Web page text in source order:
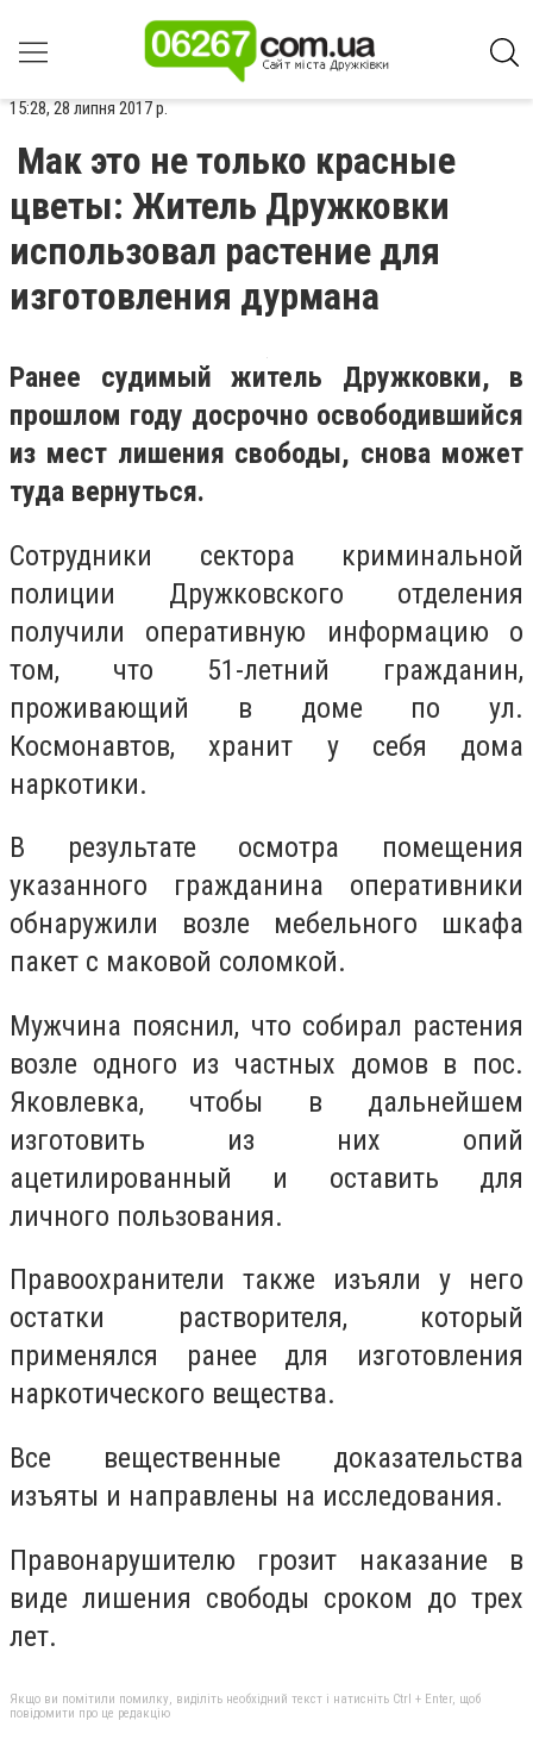
15:28, 28 липня 2017 р.
Мак это не только красные
цветы: Житель Дружковки
использовал растение для
изготовления дурмана
Ранее судимый житель Дружковки, в
прошлом году досрочно освободившийся
из мест лишения свободы, снова может
туда вернуться.
Сотрудники сектора криминальной
полиции Дружковского отделения
получили оперативную информацию о
том, что 51-летний гражданин,
проживающий в доме по ул.
Космонавтов, хранит у себя дома
наркотики.
В результате осмотра помещения
указанного гражданина оперативники
обнаружили возле мебельного шкафа
пакет с маковой соломкой.
Мужчина пояснил, что собирал растения
возле одного из частных домов в пос.
Яковлевка, чтобы в дальнейшем
изготовить из них опий
ацетилированный и оставить для
личного пользования.
Правоохранители также изъяли у него
остатки растворителя, который
применялся ранее для изготовления
наркотического вещества.
Все вещественные доказательства
изъяты и направлены на исследования.
Правонарушителю грозит наказание в
виде лишения свободы сроком до трех
лет.
Якщо ви помітили помилку, виділіть необхідний текст і натисніть Ctrl + Enter, щоб
повідомити про це редакцію